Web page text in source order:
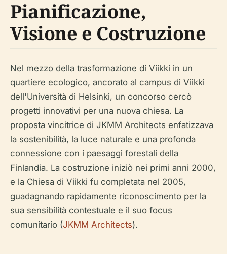
Pianificazione,
Visione e Costruzione
Nel mezzo della trasformazione di Viikki in un
quartiere ecologico, ancorato al campus di Viikki
dell'Università di Helsinki, un concorso cercò
progetti innovativi per una nuova chiesa. La
proposta vincitrice di JKMM Architects enfatizzava
la sostenibilità, la luce naturale e una profonda
connessione con i paesaggi forestali della
Finlandia. La costruzione iniziò nei primi anni 2000,
e la Chiesa di Viikki fu completata nel 2005,
guadagnando rapidamente riconoscimento per la
sua sensibilità contestuale e il suo focus
comunitario (JKMM Architects).